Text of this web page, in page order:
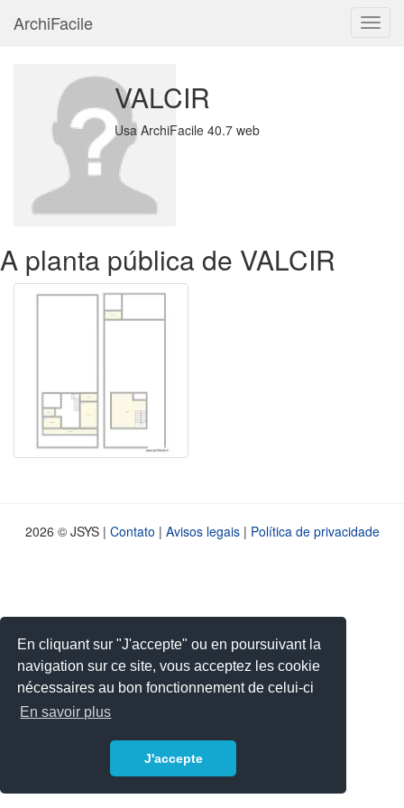
En cliquant sur "J'accepte" ou en poursuivant la
navigation sur ce site, vous acceptez les cookie
nécessaires au bon fonctionnement de celui-ci
En savoir plus
J'accepte
ArchiFacile
VALCIR
Usa ArchiFacile 40.7 web
A planta pública de VALCIR
2026 © JSYS | Contato | Avisos legais| Política de privacidade